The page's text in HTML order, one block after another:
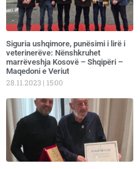
​Siguria ushqimore, punësimi i lirë i
veterinerëve: Nënshkruhet
marrëveshja Kosovë – Shqipëri –
Maqedoni e Veriut
28.11.2023 15:00